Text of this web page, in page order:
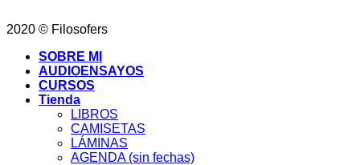
2020 © Filosofers
SOBRE MI
AUDIOENSAYOS
CURSOS
Tienda
LIBROS
CAMISETAS
LÁMINAS
AGENDA (sin fechas)